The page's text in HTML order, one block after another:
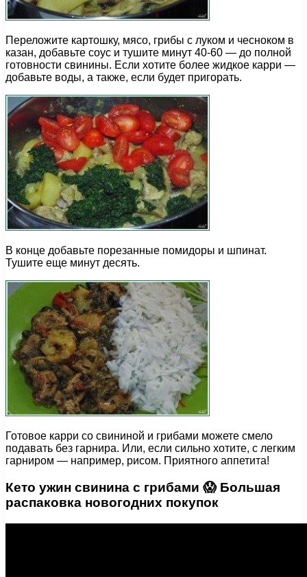
Переложите картошку, мясо, грибы с луком и чесноком в
казан, добавьте соус и тушите минут 40-60 — до полной
готовности свинины. Если хотите более жидкое карри —
добавьте воды, а также, если будет пригорать.
В конце добавьте порезанные помидоры и шпинат.
Тушите еще минут десять.
Готовое карри со свининой и грибами можете смело
подавать без гарнира. Или, если сильно хотите, с легким
гарниром — например, рисом. Приятного аппетита!
Кето ужин свинина с грибами 😱 Большая
распаковка новогодних покупок